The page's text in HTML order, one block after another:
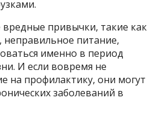
привычки, такие как
неправильное питание,
именно в период
И если вовремя не
на профилактику, они могут
заболеваний в